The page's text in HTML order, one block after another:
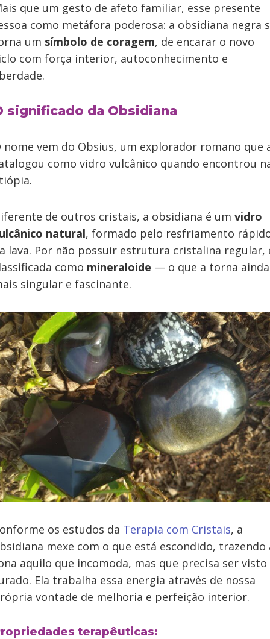
que um gesto de afeto familiar, esse presente
como metáfora poderosa: a obsidiana negra
um símbolo de coragem, de encarar o novo
com força interior, autoconhecimento e
significado da Obsidiana
nome vem do Obsius, um explorador romano que
como vidro vulcânico quando encontrou
de outros cristais, a obsidiana é um vidro
natural, formado pelo resfriamento
lava. Por não possuir estrutura cristalina regular,
como mineraloide — o que a torna ainda
singular e fascinante.
os estudos da Terapia com Cristais, a
mexe com o que está escondido, trazendo
aquilo que incomoda, mas que precisa ser visto
Ela trabalha essa energia através de nossa
vontade de melhoria e perfeição interior.
terapêuticas: